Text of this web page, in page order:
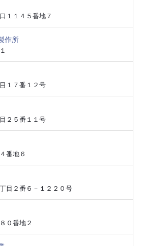
１１４５番地７
作所
１７番１２号
２５番１１号
番地６
目２番６－１２２０号
０番地２